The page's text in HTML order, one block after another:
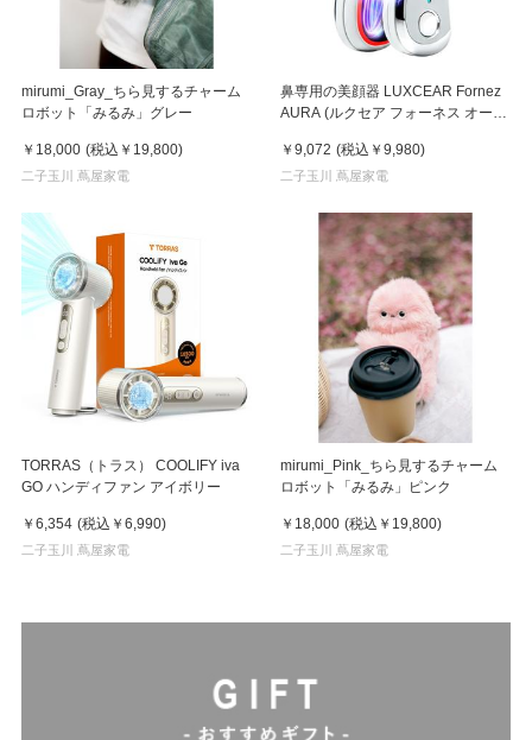
mirumi_Gray_ちら見するチャーム
ロボット「みるみ」グレー
￥18,000 (税込 ￥19,800)
二子玉川 蔦屋家電
鼻専用の美顔器 LUXCEAR Fornez
AURA (ルクセア フォーネス オー
￥9,072 (税込 ￥9,980)
二子玉川 蔦屋家電
TORRAS（トラス） COOLIFY iva
GO ハンディファン アイボリー
￥6,354 (税込 ￥6,990)
二子玉川 蔦屋家電
mirumi_Pink_ちら見するチャーム
ロボット「みるみ」ピンク
￥18,000 (税込 ￥19,800)
二子玉川 蔦屋家電